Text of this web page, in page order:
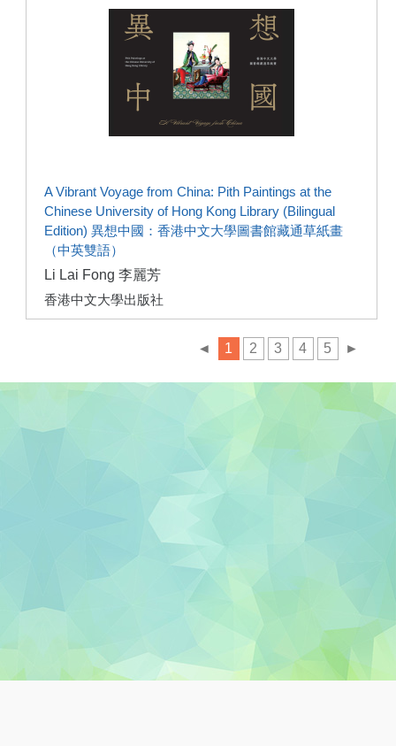
A Vibrant Voyage from China: Pith Paintings at the
Chinese University of Hong Kong Library (Bilingual
Edition) 異想中國：香港中文大學圖書館藏通草紙畫
（中英雙語）
Li Lai Fong 李麗芳
香港中文大學出版社
◄ 1 2 3 4 5 ►